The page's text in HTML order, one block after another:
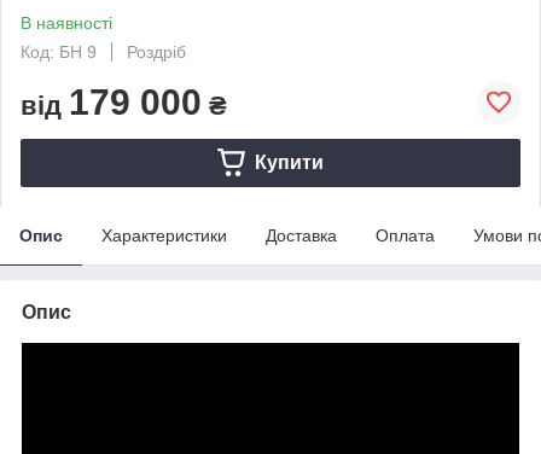
В наявності
Код: БН 9
Роздріб
від 179 000 ₴
Купити
Опис Характеристики Доставка Оплата Умови
Опис